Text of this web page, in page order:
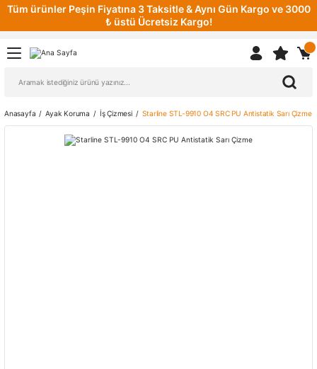
Tüm ürünler Peşin Fiyatına 3 Taksitle & Aynı Gün Kargo ve 3000
₺ üstü Ücretsiz Kargo!
Anasayfa Ayak Koruma İş Çizmesi Starline STL-9910 O4 SRC PU Antistatik Sarı Çizme